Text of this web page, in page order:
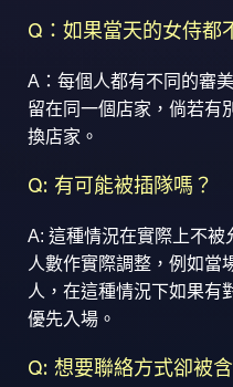
Q：如果當天的女侍都
A：每個人都有不同的審
留在同一個店家，倘若有
換店家。
Q: 有可能被插隊嗎？
A: 這種情況在實際上不
人數作實際調整，例如當
人，在這種情況下如果有
優先入場。
Q: 想要聯絡方式卻被